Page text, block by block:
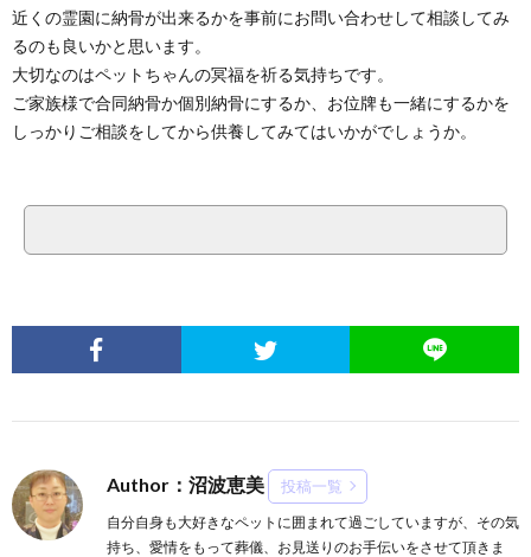
近くの霊園に納骨が出来るかを事前にお問い合わせして相談してみ
るのも良いかと思います。
大切なのはペットちゃんの冥福を祈る気持ちです。
ご家族様で合同納骨か個別納骨にするか、お位牌も一緒にするかを
しっかりご相談をしてから供養してみてはいかがでしょうか。
Author：沼波恵美 投稿一覧
自分自身も大好きなペットに囲まれて過ごしていますが、その気
持ち、愛情をもって葬儀、お見送りのお手伝いをさせて頂きま